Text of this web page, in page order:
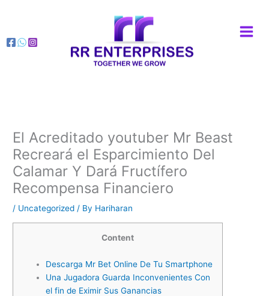
El Acreditado youtuber Mr Beast
Recreará el Esparcimiento Del
Calamar Y Dará Fructífero
Recompensa Financiero
/ Uncategorized / By Hariharan
Content
Descarga Mr Bet Online De Tu Smartphone
Una Jugadora Guarda Inconvenientes Con
el fin de Eximir Sus Ganancias